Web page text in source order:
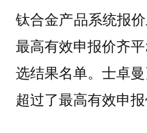
钛合金产品系统报
最高有效申报价齐
选结果名单。士卓
超过了最高有效申报